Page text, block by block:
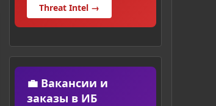
Threat Intel →
💼 Вакансии и
заказы в ИБ